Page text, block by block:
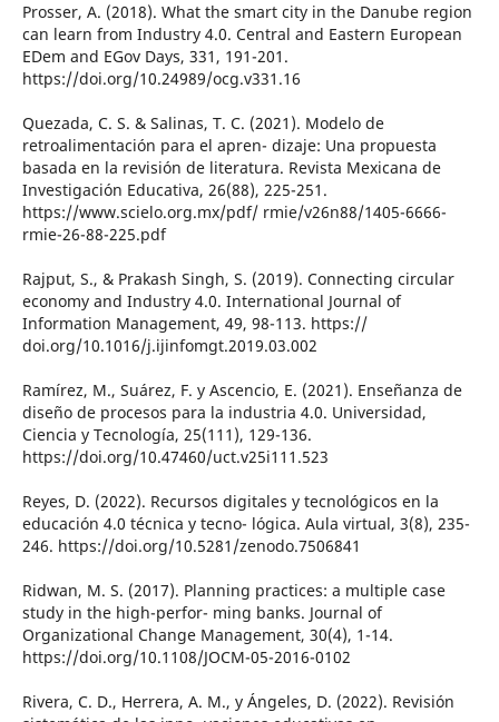
Prosser, A. (2018). What the smart city in the Danube region
can learn from Industry 4.0. Central and Eastern European
EDem and EGov Days, 331, 191-201.
https://doi.org/10.24989/ocg.v331.16
Quezada, C. S. & Salinas, T. C. (2021). Modelo de
retroalimentación para el apren- dizaje: Una propuesta
basada en la revisión de literatura. Revista Mexicana de
Investigación Educativa, 26(88), 225-251.
https://www.scielo.org.mx/pdf/ rmie/v26n88/1405-6666-
rmie-26-88-225.pdf
Rajput, S., & Prakash Singh, S. (2019). Connecting circular
economy and Industry 4.0. International Journal of
Information Management, 49, 98-113. https://
doi.org/10.1016/j.ijinfomgt.2019.03.002
Ramírez, M., Suárez, F. y Ascencio, E. (2021). Enseñanza de
diseño de procesos para la industria 4.0. Universidad,
Ciencia y Tecnología, 25(111), 129-136.
https://doi.org/10.47460/uct.v25i111.523
Reyes, D. (2022). Recursos digitales y tecnológicos en la
educación 4.0 técnica y tecno- lógica. Aula virtual, 3(8), 235-
246. https://doi.org/10.5281/zenodo.7506841
Ridwan, M. S. (2017). Planning practices: a multiple case
study in the high-perfor- ming banks. Journal of
Organizational Change Management, 30(4), 1-14.
https://doi.org/10.1108/JOCM-05-2016-0102
Rivera, C. D., Herrera, A. M., y Ángeles, D. (2022). Revisión